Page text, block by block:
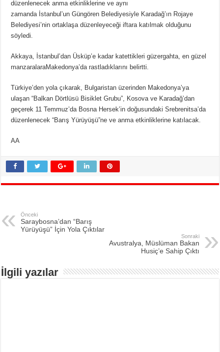
düzenlenecek anma etkinliklerine ve aynı
zamanda İstanbul’un Güngören Belediyesiyle Karadağ’ın Rojaye
Belediyesi’nin ortaklaşa düzenleyeceği iftara katılmak olduğunu
söyledi.
Akkaya, İstanbul’dan Üsküp’e kadar katettikleri güzergahta, en güzel
manzaralaraMakedonya’da rastladıklarını belirtti.
Türkiye’den yola çıkarak, Bulgaristan üzerinden Makedonya’ya
ulaşan “Balkan Dörtlüsü Bisiklet Grubu”, Kosova ve Karadağ’dan
geçerek 11 Temmuz’da Bosna Hersek’in doğusundaki Srebrenitsa’da
düzenlenecek “Barış Yürüyüşü”ne ve anma etkinliklerine katılacak.
AA
Önceki
Saraybosna’dan “Barış
Yürüyüşü” İçin Yola Çıktılar
Sonraki
Avustralya, Müslüman Bakan
Husiç’e Sahip Çıktı
İlgili yazılar